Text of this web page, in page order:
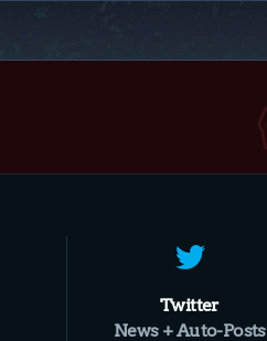
Twitter
News + Auto-Posts